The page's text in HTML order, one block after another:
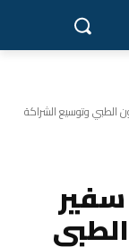
الطبي وتوسيع الشراكة